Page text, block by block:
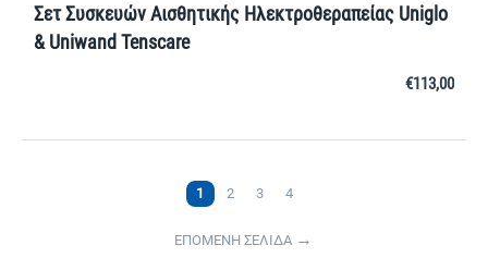
Σετ Συσκευών Αισθητικής Ηλεκτροθεραπείας Uniglo
& Uniwand Tenscare
€113,00
1 2 3 4
ΕΠΟΜΕΝΗ ΣΕΛΙΔΑ